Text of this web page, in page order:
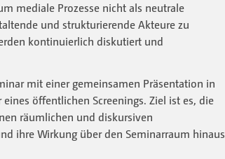
mediale Prozesse nicht als neutrale
und strukturierende Akteure zu
kontinuierlich diskutiert und
mit einer gemeinsamen Präsentation in
öffentlichen Screenings. Ziel ist es, die
räumlichen und diskursiven
ihre Wirkung über den Seminarraum hinaus